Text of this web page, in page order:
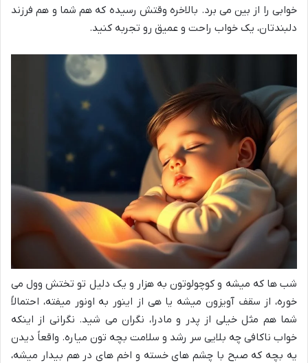
خوابی را از بین می برد. بالاخره وقتش رسیده که هم شما و هم فرزند
دلبندتان، یک خواب راحت و عمیق رو تجربه کنید.
شب ها که میشه و کوچولوتون به هزار و یک دلیل تو تختش وول می
خوره، از سقف آویزون میشه یا هی از اینور به اونور میفته، احتمالاً
شما هم مثل خیلی از پدر و مادرا، نگران می شید. نگرانی از اینکه
خواب ناکافی چه بلایی سر رشد و سلامت بچه تون میاره. واقعاً دیدن
یه بچه که صبح با چشم های خسته و اخم های در هم بیدار میشه،